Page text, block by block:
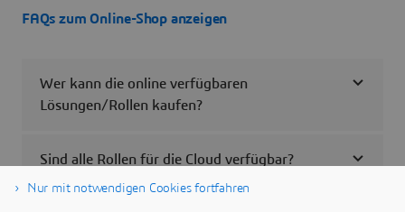
FAQs zum Online-Shop anzeigen
Wer kann die online verfügbaren
Lösungen/Rollen kaufen?
Sind alle Rollen für die Cloud verfügbar?
Nur mit notwendigen Cookies fortfahren